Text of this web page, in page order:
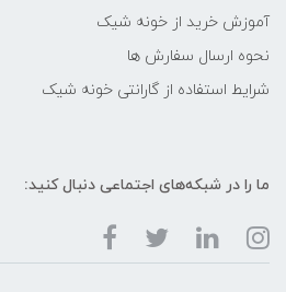
آموزش خرید از خونه شیک
نحوه ارسال سفارش ها
شرایط استفاده از گارانتی خونه شیک
ما را در شبکه‌های اجتماعی دنبال کنید: